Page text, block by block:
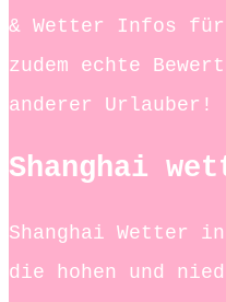
& Wetter Infos für
zudem echte
anderer Urlauber!
Shanghai
Shanghai Wetter
die hohen und